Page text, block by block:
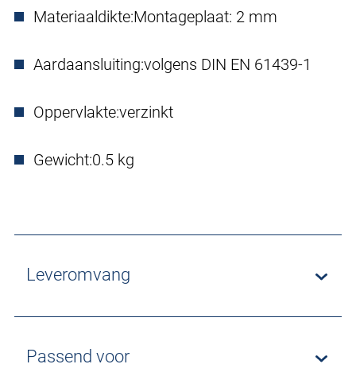
Materiaaldikte:Montageplaat: 2 mm
Aardaansluiting:volgens DIN EN 61439-1
Oppervlakte:verzinkt
Gewicht:0.5 kg
Leveromvang
Passend voor